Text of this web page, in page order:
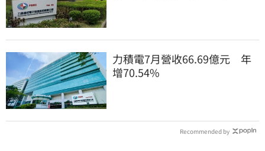
力積電7月營收66.69億元 年
增70.54%
Recommended by